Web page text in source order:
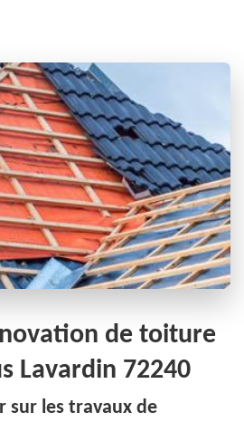
de toiture
Lavardin 72240
sur les travaux de